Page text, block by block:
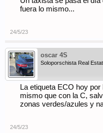
fuera lo mismo...
24/5/23
oscar 4S
Soloporschista Real
La etiqueta ECO hoy
mismo que con la C,
zonas verdes/azules y
24/5/23